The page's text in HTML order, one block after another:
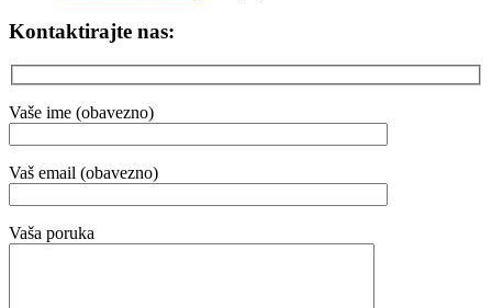
Kontaktirajte nas:
Vaše ime (obavezno)
Vaš email (obavezno)
Vaša poruka